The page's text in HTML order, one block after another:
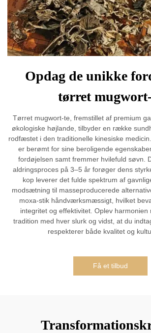
Opdag de unikke
tørret
Tørret mugwort-te, fremstillet af premium
økologiske højlande, tilbyder en række
rodfæstet i den traditionelle kinesiske
er berømt for sine beroligende
fordøjelsen samt fremmer hvilefuld søvn.
aldringsproces på 3–5 år forøger dens
kop leverer det fulde spektrum af
modsætning til masseproducerede
moxa-stik håndværksmæssigt, hvilket
integritet og effektivitet. Oplev harmonien
tradition med hver slurk og vidst, at du
respekterer både kvalitet og
Få et tilbud